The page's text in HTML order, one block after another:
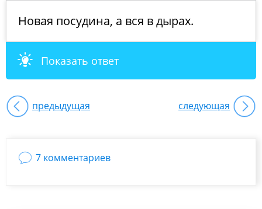
Новая посудина, а вся в дырах.
Показать ответ
предыдущая следующая
7 комментариев